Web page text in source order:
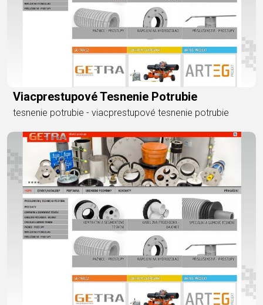
Viacprestupové Tesnenie Potrubie
tesnenie potrubie - viacprestupové tesnenie potrubie